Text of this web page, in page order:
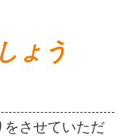
ょう
をさせていただ